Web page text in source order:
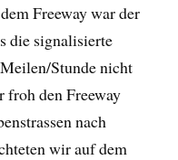
Freeway war der
die signalisierte
Stunde nicht
froh den Freeway
nach
wir auf dem